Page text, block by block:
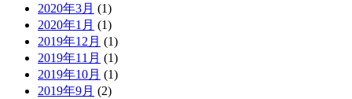
2020年3月 (1)
2020年1月 (1)
2019年12月 (1)
2019年11月 (1)
2019年10月 (1)
2019年9月 (2)